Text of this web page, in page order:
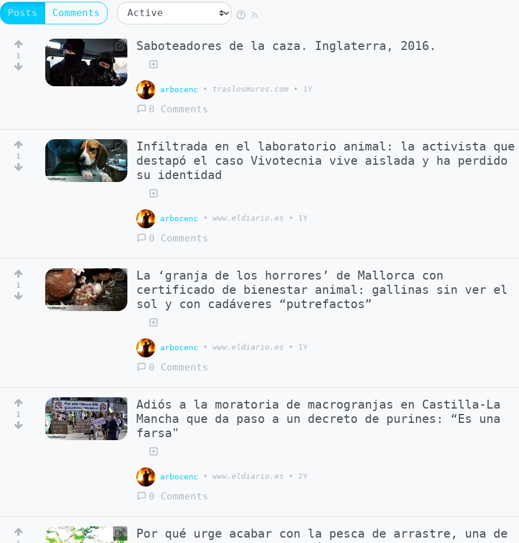
Posts Comments
1
Saboteadores de la caza. Inglaterra, 2016.
arbocenc • traslosmuros.com • 1Y
0 Comments
1
Infiltrada en el laboratorio animal: la activista que
destapó el caso Vivotecnia vive aislada y ha perdido
su identidad
arbocenc • www.eldiario.es • 1Y
0 Comments
1
La ‘granja de los horrores’ de Mallorca con
certificado de bienestar animal: gallinas sin ver el
sol y con cadáveres “putrefactos”
arbocenc • www.eldiario.es • 1Y
0 Comments
1
Adiós a la moratoria de macrogranjas en Castilla-La
Mancha que da paso a un decreto de purines: “Es una
farsa"
arbocenc • www.eldiario.es • 2Y
0 Comments
Por qué urge acabar con la pesca de arrastre, una de